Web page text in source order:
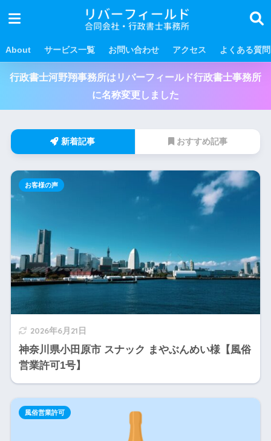
About サービス一覧 お問い合わせ アクセス よくある質問
行政書士河野翔事務所はリバーフィールド行政書士事務所
に名称変更しました
新着記事 おすすめ記事
2026年6月21日
神奈川県小田原市 スナック まやぶんめい様【風俗
営業許可1号】
お客様の声
風俗営業許可